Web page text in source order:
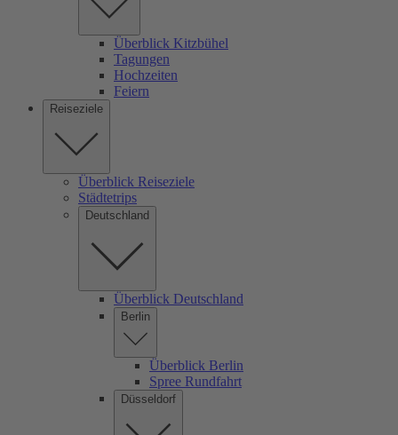
Überblick Kitzbühel
Tagungen
Hochzeiten
Feiern
Reiseziele
Überblick Reiseziele
Städtetrips
Deutschland
Überblick Deutschland
Berlin
Überblick Berlin
Spree Rundfahrt
Düsseldorf